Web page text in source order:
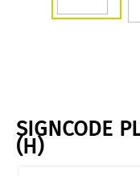
SIGNCODE
(H)